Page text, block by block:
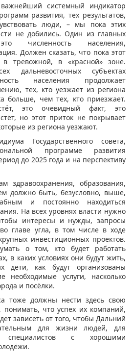
системный индикатор
развития, тех результатов,
люди, – мы пока этих
не добились. Один из главных
численность населения,
Должен сказать, что пока этот
в тревожной, в «красной» зоне.
дальневосточных субъектах
населения продолжает
тех, кто уезжает из региона
больше, чем тех, кто приезжает.
это очевидный факт, это
но этот приток не покрывает
из региона уезжают.
Государственного совета,
программе развития
до 2025 года и на перспективу
здравоохранения, образования,
должно быть, безусловно, выше,
и постоянно находиться
На всех уровнях власти нужно
интересы и нужды, запросы
главе угла, в том числе в ходе
инвестиционных проектов.
о том, кто будет работать
в каких условиях они будут жить,
дети, как будут организованы
необходимые услуги, насколько
и посёлки.
тоже должны нести здесь свою
понимать, что успех их компаний,
зависеть от того, чтобы Дальний
для жизни людей, для
специалистов с хорошими